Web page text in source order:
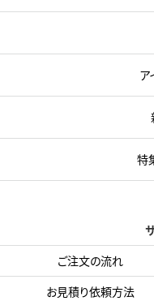
ア
特
ご注文の流れ
お見積り依頼方法